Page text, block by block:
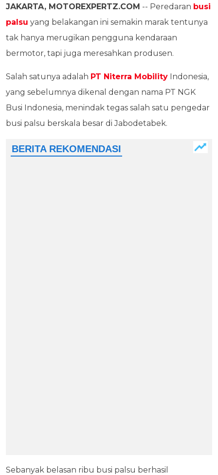
JAKARTA, MOTOREXPERTZ.COM -- Peredaran busi
palsu yang belakangan ini semakin marak tentunya
tak hanya merugikan pengguna kendaraan
bermotor, tapi juga meresahkan produsen.
Salah satunya adalah PT Niterra Mobility Indonesia,
yang sebelumnya dikenal dengan nama PT NGK
Busi Indonesia, menindak tegas salah satu pengedar
busi palsu berskala besar di Jabodetabek.
Sebanyak belasan ribu busi palsu berhasil